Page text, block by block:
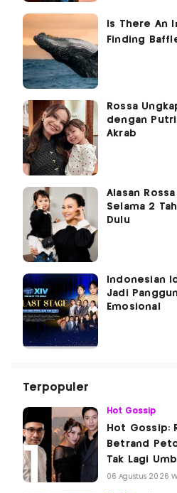
Rossa
dengan
Akrab
Alasan
Selama 2
Dulu
Indonesian
Jadi
Emosional
Terpopuler
Hot Gossip
Hot Gossip:
Betrand
Tak Lagi
06 Agustus 2026